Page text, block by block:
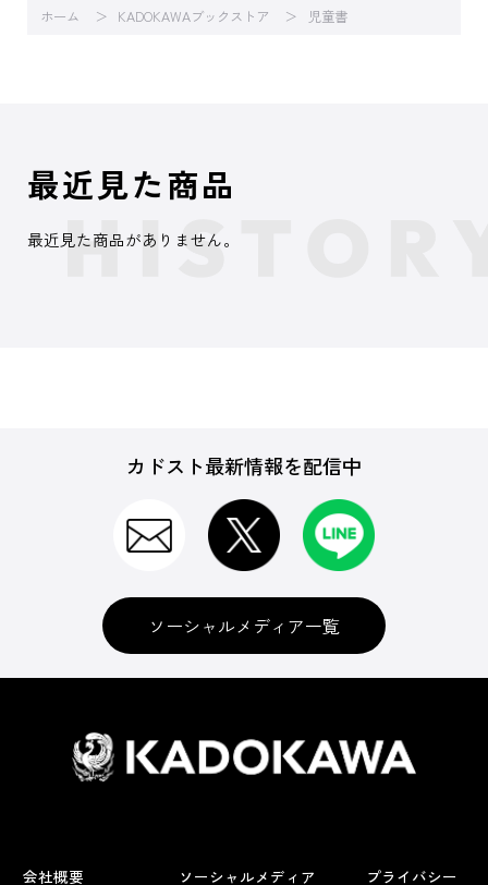
ホーム KADOKAWAブックストア 児童書
最近見た商品
最近見た商品がありません。
カドスト最新情報を配信中
ソーシャルメディア一覧
会社概要 ソーシャルメディア プライバシー